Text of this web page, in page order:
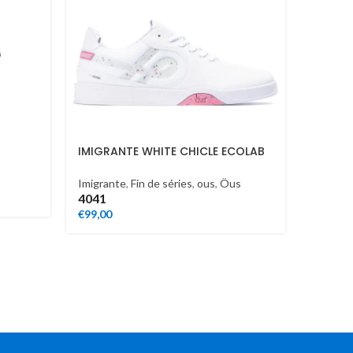
IMIGRANTE WHITE CHICLE ECOLAB
Imigrante, Fin de séries, ous, Öus
4041
€99,00